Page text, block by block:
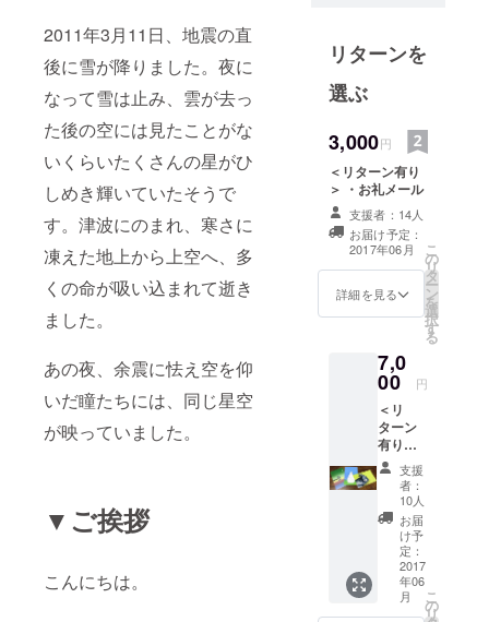
2011年3月11日、地震の直
後に雪が降りました。夜に
なって雪は止み、雲が去っ
た後の空には見たことがな
いくらいたくさんの星がひ
しめき輝いていたそうで
す。津波にのまれ、寒さに
凍えた地上から上空へ、多
くの命が吸い込まれて逝き
ました。
あの夜、余震に怯え空を仰
いだ瞳たちには、同じ星空
が映っていました。
▼ご挨拶
こんにちは。
表。
千葉県在
住。
日本児童出
版美術家連
盟会員。
海外を中心
に絵本出版
やアート活
動をしてい
2011年に起
きた東日本
大震災で、
多くの動物
たちも犠牲
になったこ
とを知り、
動物も人間
も同じ命で
あることを
訴えるチャ
リターンを
選ぶ
3,000円
＜リターン有り
＞ ・お礼メール
支援者：14人
お届け予定：
2017年06月
詳細を見る
こ
の
リ
タ
ー
ン
を
選
択
す
る
7,0
00 円
＜リ
ターン
有り＞
・お礼
状 ・ポ
スト
カード
２枚
セット
（うさ
イラス
ト） ※
支援
者：
10人
お届
け予
定：
2017
年06
月
こ
の
リ